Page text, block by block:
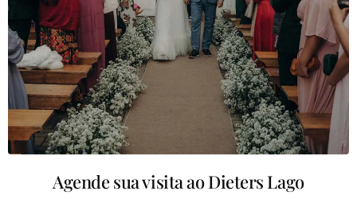
Agende sua visita ao Dieters Lago